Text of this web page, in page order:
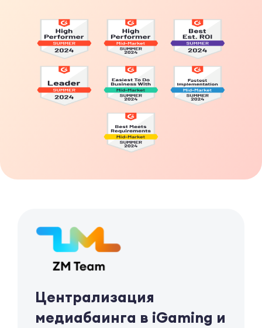
Централизация
медиабаинга в iGaming и